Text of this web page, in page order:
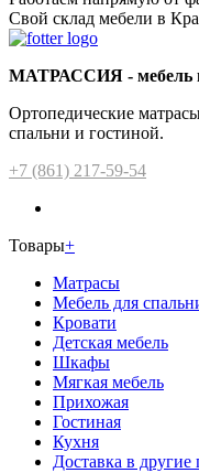
Свой склад мебели в
МАТРАССИЯ - мебель
Ортопедические
спальни и гостиной.
+7 (861) 217-59-54
Товары+
Матрасы
Мебель для
Кровати
Детская мебель
Шкафы
Мягкая мебель
Прихожая
Гостиная
Кухня
Доставка в другие